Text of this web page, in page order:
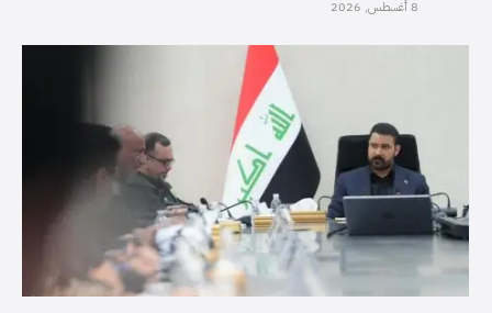
8 أغسطس, 2026